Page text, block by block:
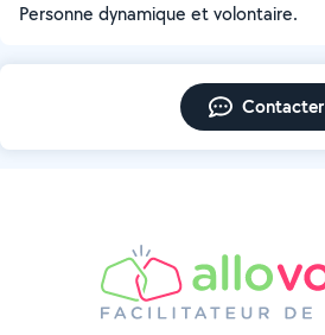
Personne dynamique et volontaire.
Contacter